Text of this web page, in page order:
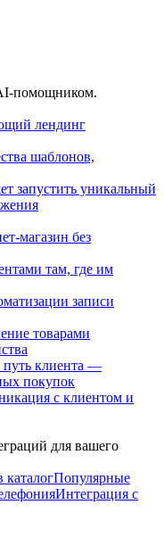
помощником.
лендинг
шаблонов,
запустить уникальный
магазин без
там, где им
записи
товарами
путь клиента —
покупок
с клиентом и
для вашего
каталогПопулярные
Интеграция с